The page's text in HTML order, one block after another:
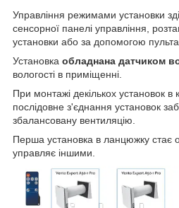
Управління режимами установки
сенсорної панелі управління,
установки або за допомогою
Установка обладнана датчиком
вологості в приміщенні.
При монтажі декількох установок
послідовне з'єднання установок
збалансовану вентиляцію.
Перша установка в ланцюжку стає
управляє іншими.